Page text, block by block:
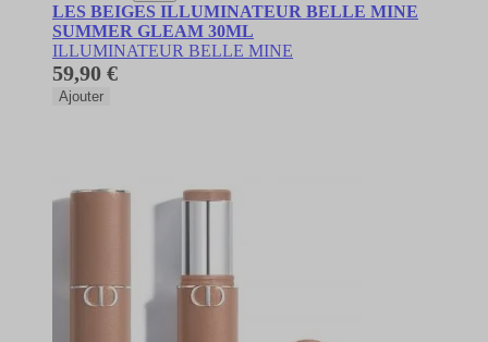
LES BEIGES ILLUMINATEUR BELLE MINE
SUMMER GLEAM 30ML
ILLUMINATEUR BELLE MINE
59,90 €
Ajouter